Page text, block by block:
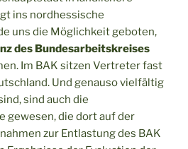
ins nordhessische
uns die Möglichkeit geboten,
des Bundesarbeitskreises
Im BAK sitzen Vertreter fast
Und genauso vielfältig
sind auch die
gewesen, die dort auf der
zur Entlastung des BAK